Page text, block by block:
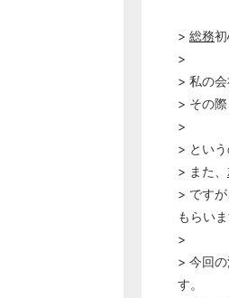
> 総務初
>
> 私の
> その際
>
> とい
> また、
> です
もらいま
>
> 今回
す。